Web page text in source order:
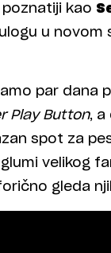
poznatiji kao
u novom
par dana
Play Button, a
spot za
velikog
gleda